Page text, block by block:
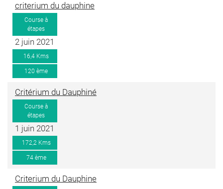
criterium du dauphine
Course à
étapes
2 juin 2021
16,4 Kms
120 ème
Critérium du Dauphiné
Course à
étapes
1 juin 2021
172,2 Kms
74 ème
Criterium du Dauphine